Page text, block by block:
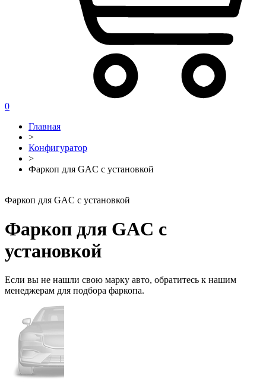
0
Главная
>
Конфигуратор
>
Фаркоп для GAC с установкой
Фаркоп для GAC с установкой
Фаркоп для GAC с
установкой
Если вы не нашли свою марку авто, обратитесь к нашим
менеджерам для подбора фаркопа.